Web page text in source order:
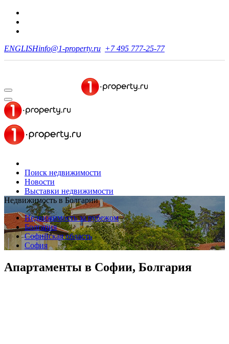
ENGLISHinfo@1-property.ru +7 495 777-25-77
Поиск недвижимости
Новости
Выставки недвижимости
Недвижимость в Болгарии
Недвижимость за рубежом
Болгария
Софийская область
София
Апартаменты в Софии, Болгария